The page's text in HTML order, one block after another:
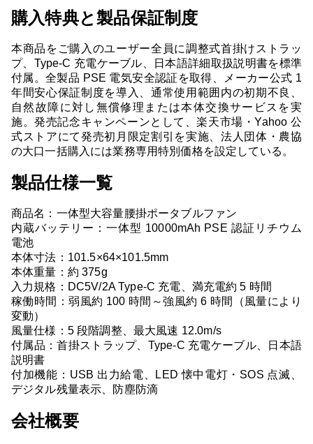
購入特典と製品保証制度
本商品をご購入のユーザー全員に調整式首掛けストラッ
プ、Type-C 充電ケーブル、日本語詳細取扱説明書を標準
付属。全製品 PSE 電気安全認証を取得、メーカー公式 1
年間安心保証制度を導入、通常使用範囲内の初期不良、
自然故障に対し無償修理または本体交換サービスを実
施。発売記念キャンペーンとして、楽天市場・Yahoo 公
式ストアにて発売初月限定割引を実施、法人団体・農協
の大口一括購入には業務専用特別価格を設定している。
製品仕様一覧
商品名：一体型大容量腰掛ポータブルファン
内蔵バッテリー：一体型 10000mAh PSE 認証リチウム
電池
本体寸法：101.5×64×101.5mm
本体重量：約 375g
入力規格：DC5V/2A Type-C 充電、満充電約 5 時間
稼働時間：弱風約 100 時間～強風約 6 時間（風量により
変動）
風量仕様：5 段階調整、最大風速 12.0m/s
付属品：首掛ストラップ、Type-C 充電ケーブル、日本語
説明書
付加機能：USB 出力給電、LED 懐中電灯・SOS 点滅、
デジタル残量表示、防塵防滴
会社概要